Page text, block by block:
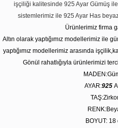
işçiliği kalitesinde 925 Ayar Gümüş
sistemlerimiz ile 925 Ayar Has
Ürünlerimiz firma
Altın olarak yaptığımız modellerimiz ile
yaptığımız modellerimiz arasında
Gönül rahatlığıyla ürünlerimizi
AYAR:925
BOYUT: 18